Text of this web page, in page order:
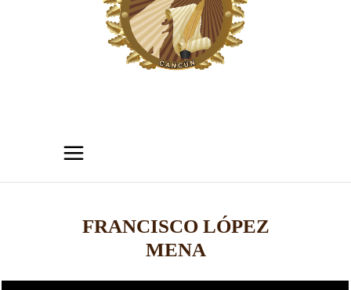
FRANCISCO LÓPEZ
MENA